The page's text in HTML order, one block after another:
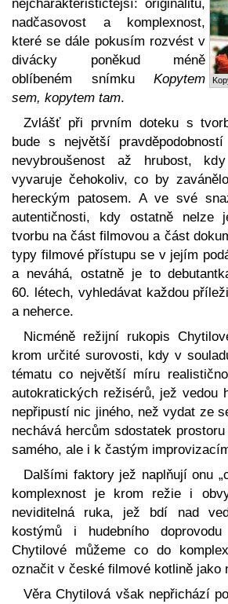
nejcharakterističtější: originalitu,
nadčasovost a komplexnost,
které se dále pokusím rozvést v
divácky poněkud méně
oblíbeném snímku Kopytem
sem, kopytem tam.
Zvlášť při prvním doteku s
bude s největší
nevybroušenost až hrubost,
vyvaruje čehokoliv, co by
hereckým patosem. A ve své
autentičnosti, kdy ostatně nelze
tvorbu na část filmovou a část
typy filmové přístupu se v jejím
a neváhá, ostatně je to
60. létech, vyhledávat každou
a neherce.
Nicméně režijní rukopis
krom určité surovosti, kdy v
tématu co největší míru
autokratických režisérů, jež vedou
nepřipustí nic jiného, než vydat ze
nechává hercům sdostatek
samého, ale i k častým
Dalšími faktory jež naplňují onu
komplexnost je krom režie i
neviditelná ruka, jež bdí nad
kostýmů i hudebního
Chytilové můžeme co do
označit v české filmové kotlině jako
Věra Chytilová však nepřichází